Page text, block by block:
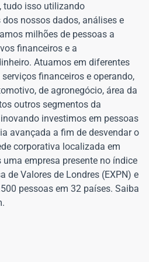
tudo isso utilizando
nossos dados, análises e
milhões de pessoas a
financeiros e a
Atuamos em diferentes
financeiros e operando,
de agronegócio, área da
outros segmentos da
investimos em pessoas
avançada a fim de desvendar o
corporativa localizada em
empresa presente no índice
de Valores de Londres (EXPN) e
pessoas em 32 países. Saiba